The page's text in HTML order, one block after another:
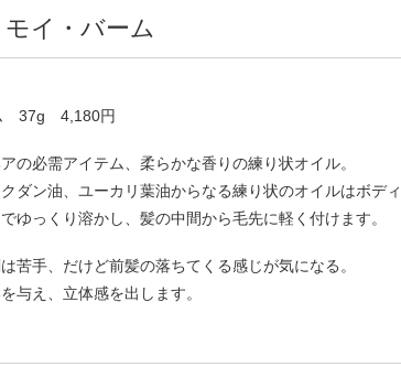
モイ・バーム
37g 4,180円
の必需アイテム、柔らかな香りの練り状オイル。
ダン油、ユーカリ葉油からなる練り状のオイルはボデ
ゆっくり溶かし、髪の中間から毛先に軽く付けます。
苦手、だけど前髪の落ちてくる感じが気になる。
与え、立体感を出します。